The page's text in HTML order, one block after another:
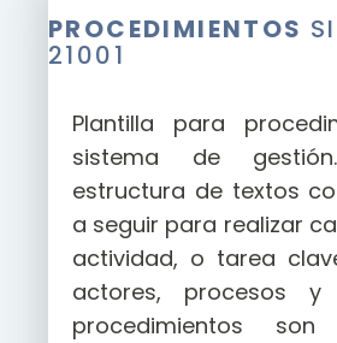
PROCEDIMIENTOS
21001
Plantilla para
sistema de
estructura de textos
a seguir para realizar
actividad, o tarea
actores, procesos y
procedimientos son